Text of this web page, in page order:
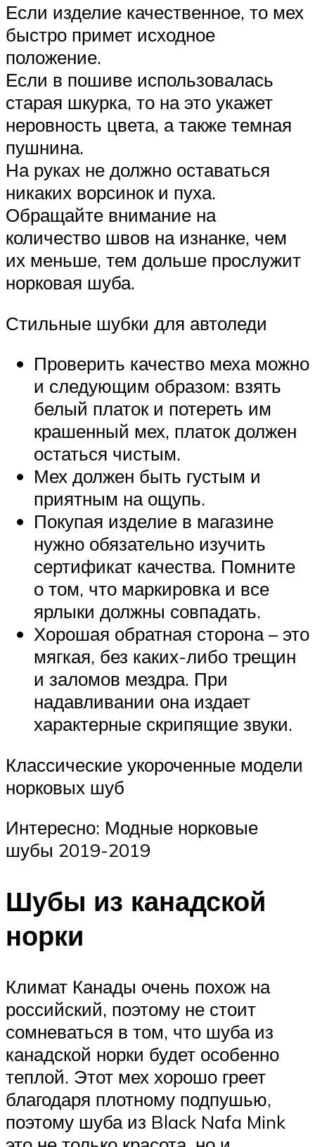
Если изделие качественное, то мех
быстро примет исходное
положение.
Если в пошиве использовалась
старая шкурка, то на это укажет
неровность цвета, а также темная
пушнина.
На руках не должно оставаться
никаких ворсинок и пуха.
Обращайте внимание на
количество швов на изнанке, чем
их меньше, тем дольше прослужит
норковая шуба.
Стильные шубки для автоледи
Проверить качество меха можно
и следующим образом: взять
белый платок и потереть им
крашенный мех, платок должен
остаться чистым.
Мех должен быть густым и
приятным на ощупь.
Покупая изделие в магазине
нужно обязательно изучить
сертификат качества. Помните
о том, что маркировка и все
ярлыки должны совпадать.
Хорошая обратная сторона – это
мягкая, без каких-либо трещин
и заломов мездра. При
надавливании она издает
характерные скрипящие звуки.
Классические укороченные модели
норковых шуб
Интересно: Модные норковые
шубы 2019-2019
Шубы из канадской
норки
Климат Канады очень похож на
российский, поэтому не стоит
сомневаться в том, что шуба из
канадской норки будет особенно
теплой. Этот мех хорошо греет
благодаря плотному подпушью,
поэтому шуба из Black Nafa Mink